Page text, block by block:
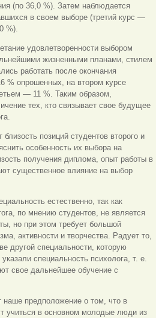
(по 36,0 %). Затем наблюдается
в своем выборе (третий курс —
%).
удовлетворенности выбором
жизненными планами, стилем
работать после окончания
% опрошенных, на втором курсе
— 11 %. Таким образом,
тех, кто связывает свое будущее
позиций студентов второго и
особенность их выбора на
получения диплома, опыт работы в
существенное влияние на выбор
естественно, так как
по мнению студентов, не является
но при этом требует большой
активности и творчества. Радует то,
другой специальности, которую
специальность психолога, т. е.
свое дальнейшее обучение с
предположение о том, что в
учиться в основном молодые люди из